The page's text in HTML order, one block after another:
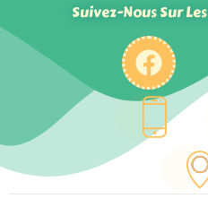
Suivez-Nous Sur